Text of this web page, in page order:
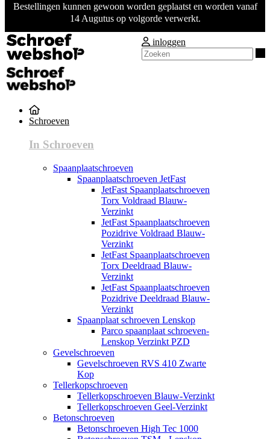
Bestellingen kunnen gewoon worden geplaatst en worden vanaf
14 Augutus op volgorde verwerkt.
inloggen
Schroeven
In Schroeven
Spaanplaatschroeven
Spaanplaatschroeven JetFast
JetFast Spaanplaatschroeven
Torx Voldraad Blauw-
Verzinkt
JetFast Spaanplaatschroeven
Pozidrive Voldraad Blauw-
Verzinkt
JetFast Spaanplaatschroeven
Torx Deeldraad Blauw-
Verzinkt
JetFast Spaanplaatschroeven
Pozidrive Deeldraad Blauw-
Verzinkt
Spaanplaat schroeven Lenskop
Parco spaanplaat schroeven-
Lenskop Verzinkt PZD
Gevelschroeven
Gevelschroeven RVS 410 Zwarte
Kop
Tellerkopschroeven
Tellerkopschroeven Blauw-Verzinkt
Tellerkopschroeven Geel-Verzinkt
Betonschroeven
Betonschroeven High Tec 1000